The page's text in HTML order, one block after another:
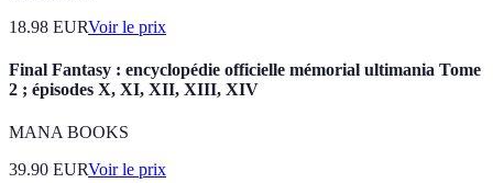
18.98 EURVoir le prix
Final Fantasy : encyclopédie officielle mémorial ultimania Tome
2 ; épisodes X, XI, XII, XIII, XIV
MANA BOOKS
39.90 EURVoir le prix